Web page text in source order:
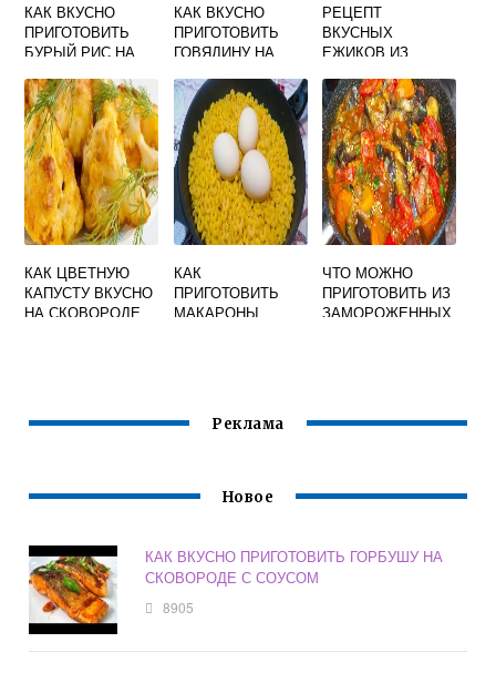
КАК ВКУСНО
ПРИГОТОВИТЬ
БУРЫЙ РИС НА
КАК ВКУСНО
ПРИГОТОВИТЬ
ГОВЯДИНУ НА
КУСОЧКАМИ С
ЛУКОМ МЯГКУЮ
РЕЦЕПТ
ВКУСНЫХ
ЕЖИКОВ ИЗ
ПОДЛИВКОЙ НА
СКОВОРОДЕ
КАК ЦВЕТНУЮ
КАПУСТУ ВКУСНО
НА СКОВОРОДЕ
КАК
ПРИГОТОВИТЬ
МАКАРОНЫ
ЧТО МОЖНО
ПРИГОТОВИТЬ ИЗ
ЗАМОРОЖЕННЫХ
Реклама
Новое
КАК ВКУСНО ПРИГОТОВИТЬ ГОРБУШУ НА
СКОВОРОДЕ С СОУСОМ
8905